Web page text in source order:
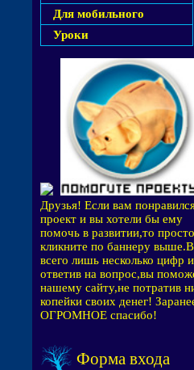
Для мобильного
Уроки
Друзья! Если вам
проект и вы хотели бы ему
помочь в развитии,то просто
кликните по баннеру
всего лишь несколько цифр и
ответив на вопрос,вы
нашему сайту,не потратив
копейки своих денег!
ОГРОМНОЕ спасибо!
Форма входа